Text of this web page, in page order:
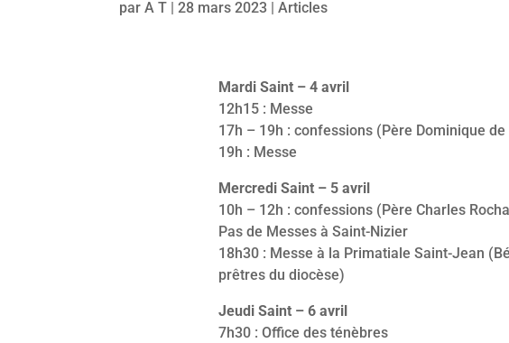
par A T | 28 mars 2023 | Articles
Mardi Saint – 4 avril
12h15 : Messe
17h – 19h : confessions (Père Dominique
19h : Messe
Mercredi Saint – 5 avril
10h – 12h : confessions (Père Charles
Pas de Messes à Saint-Nizier
18h30 : Messe à la Primatiale Saint-Jean
prêtres du diocèse)
Jeudi Saint – 6 avril
7h30 : Office des ténèbres